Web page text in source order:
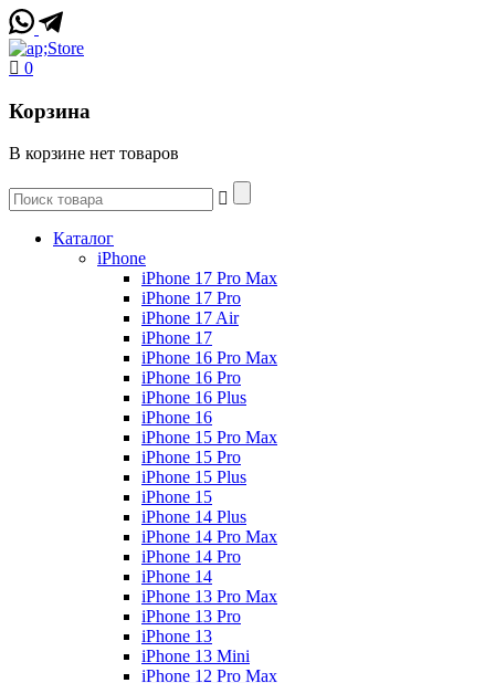
0
Корзина
В корзине нет товаров
Каталог
iPhone
iPhone 17 Pro Max
iPhone 17 Pro
iPhone 17 Air
iPhone 17
iPhone 16 Pro Max
iPhone 16 Pro
iPhone 16 Plus
iPhone 16
iPhone 15 Pro Max
iPhone 15 Pro
iPhone 15 Plus
iPhone 15
iPhone 14 Plus
iPhone 14 Pro Max
iPhone 14 Pro
iPhone 14
iPhone 13 Pro Max
iPhone 13 Pro
iPhone 13
iPhone 13 Mini
iPhone 12 Pro Max